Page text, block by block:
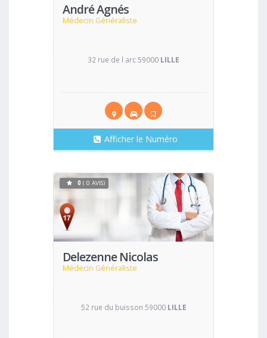
André Agnés
Médecin Généraliste
32 rue de l arc 59000 LILLE
Afficher le Numéro
Delezenne Nicolas
Médecin Généraliste
Voir
0 ( 0 AVIS)
52 rue du buisson 59000 LILLE